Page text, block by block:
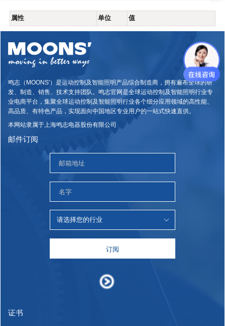
属性 单位 值
鸣志（MOONS'）是运动控制及智能照明产品综合制造商，拥有遍布全球的研
发、制造、销售、技术支持团队。鸣志官网是全球运动控制及智能照明行业专
业电商平台，集聚全球运动控制及智能照明行业各个细分应用领域的高性能、
高品质、有特色产品，实现面向中国地区专业用户的一站式快速直供。
本网站隶属于上海鸣志电器股份有限公司
邮件订阅
订阅
证书